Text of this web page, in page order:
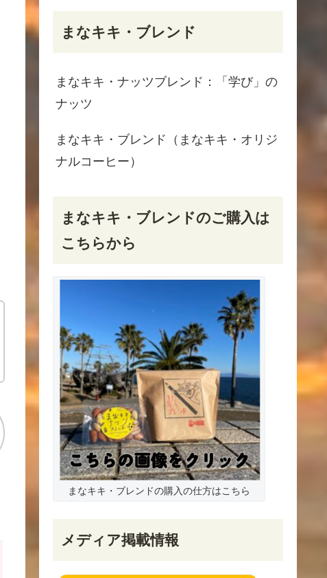
まなキキ・ブレンド
まなキキ・ナッツブレンド：「学び」の
ナッツ
まなキキ・ブレンド（まなキキ・オリジ
ナルコーヒー）
まなキキ・ブレンドのご購入は
こちらから
まなキキ・ブレンドの購入の仕方はこちら
メディア掲載情報